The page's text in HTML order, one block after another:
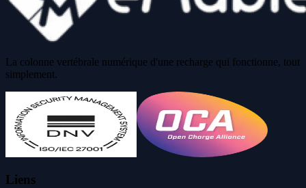
La colonne vertébrale numérique d'une recharge qui fonctionne, tout
simplement.
Liens